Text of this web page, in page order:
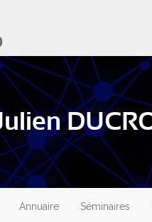
Annuaire Séminaires